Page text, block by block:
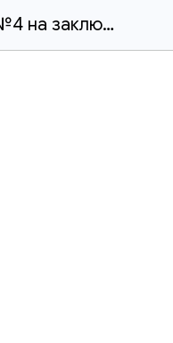
Публичная оферта №4 на заключение договора на оказание услуг v1.51 бправ.docx